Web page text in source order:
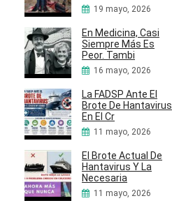
19 mayo, 2026
En Medicina, Casi
Siempre Más Es
Peor. Tambi
16 mayo, 2026
La FADSP Ante El
Brote De Hantavirus
En El Cr
11 mayo, 2026
El Brote Actual De
Hantavirus Y La
Necesaria
11 mayo, 2026